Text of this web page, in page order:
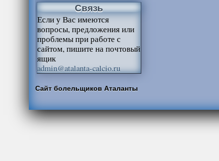
Связь
Если у Вас имеются
вопросы, предложения или
проблемы при работе с
сайтом, пишите на почтовый
ящик
admin@atalanta-calcio.ru
Сайт болельщиков Аталанты